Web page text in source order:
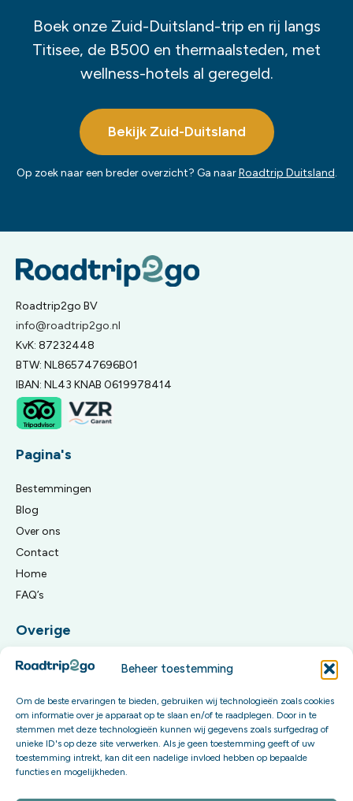
Beheer toestemming
Om de beste ervaringen te bieden, gebruiken wij technologieën zoals cookies
om informatie over je apparaat op te slaan en/of te raadplegen. Door in te
stemmen met deze technologieën kunnen wij gegevens zoals surfgedrag of
unieke ID's op deze site verwerken. Als je geen toestemming geeft of uw
toestemming intrekt, kan dit een nadelige invloed hebben op bepaalde
functies en mogelijkheden.
Boek onze Zuid-Duitsland-trip en rij langs
Titisee, de B500 en thermaalsteden, met
wellness-hotels al geregeld.
Bekijk Zuid-Duitsland
Op zoek naar een breder overzicht? Ga naarRoadtrip Duitsland.
Roadtrip2go BV
info@roadtrip2go.nl
KvK: 87232448
BTW: NL865747696B01
IBAN: NL43 KNAB 0619978414
Pagina's
Bestemmingen
Blog
Over ons
Contact
Home
FAQ’s
Overige
Algemene reisvoorwaarden
Meld je aan voor onze updates
Word onderdeel van onze community en krijg exclusieve
content én invloed op onze toekomstige boekingsopties.